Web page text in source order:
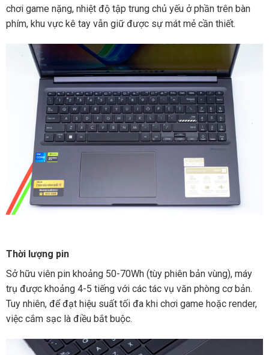
chơi game nặng, nhiệt độ tập trung chủ yếu ở phần trên bàn
phím, khu vực kê tay vẫn giữ được sự mát mẻ cần thiết.
Thời lượng pin
Sở hữu viên pin khoảng 50-70Wh (tùy phiên bản vùng), máy
trụ được khoảng 4-5 tiếng với các tác vụ văn phòng cơ bản.
Tuy nhiên, để đạt hiệu suất tối đa khi chơi game hoặc render,
việc cắm sạc là điều bắt buộc.